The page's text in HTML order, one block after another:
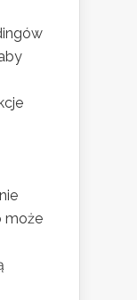
może